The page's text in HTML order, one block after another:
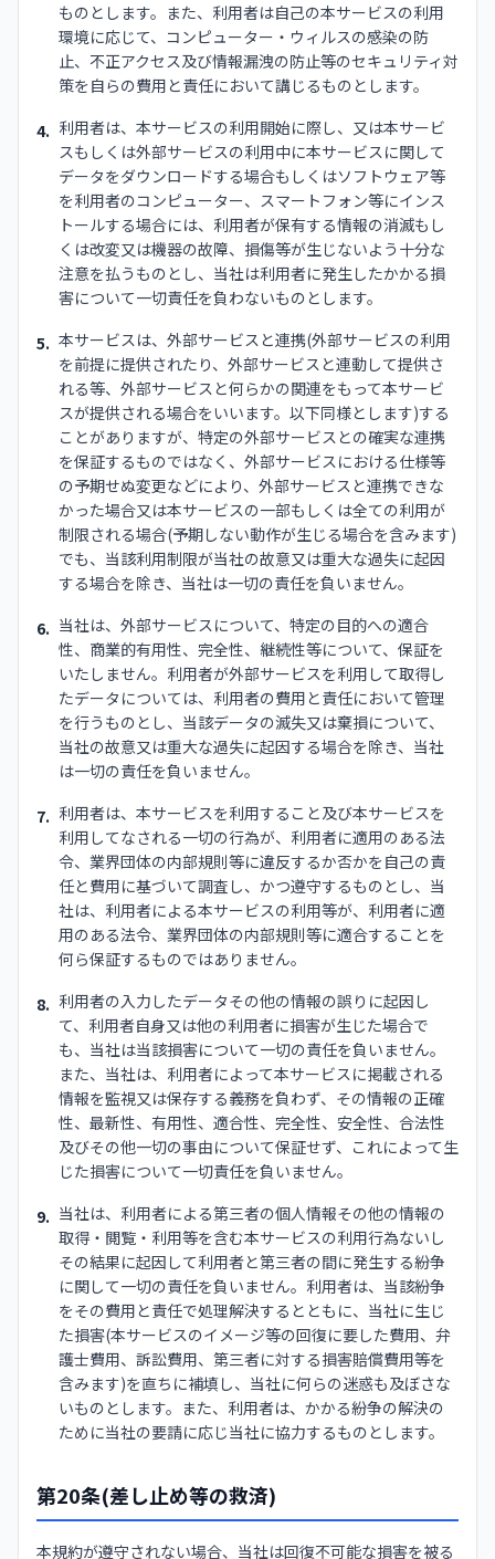
ものとします。また、利用者は自己の本サービスの利用
環境に応じて、コンピューター・ウィルスの感染の防
止、不正アクセス及び情報漏洩の防止等のセキュリティ対
策を自らの費用と責任において講じるものとします。
4. 利用者は、本サービスの利用開始に際し、又は本サービ
スもしくは外部サービスの利用中に本サービスに関して
データをダウンロードする場合もしくはソフトウェア等
を利用者のコンピューター、スマートフォン等にインス
トールする場合には、利用者が保有する情報の消滅もし
くは改変又は機器の故障、損傷等が生じないよう十分な
注意を払うものとし、当社は利用者に発生したかかる損
害について一切責任を負わないものとします。
5. 本サービスは、外部サービスと連携(外部サービスの利用
を前提に提供されたり、外部サービスと連動して提供さ
れる等、外部サービスと何らかの関連をもって本サービ
スが提供される場合をいいます。以下同様とします)する
ことがありますが、特定の外部サービスとの確実な連携
を保証するものではなく、外部サービスにおける仕様等
の予期せぬ変更などにより、外部サービスと連携できな
かった場合又は本サービスの一部もしくは全ての利用が
制限される場合(予期しない動作が生じる場合を含みます)
でも、当該利用制限が当社の故意又は重大な過失に起因
する場合を除き、当社は一切の責任を負いません。
6. 当社は、外部サービスについて、特定の目的への適合
性、商業的有用性、完全性、継続性等について、保証を
いたしません。利用者が外部サービスを利用して取得し
たデータについては、利用者の費用と責任において管理
を行うものとし、当該データの滅失又は棄損について、
当社の故意又は重大な過失に起因する場合を除き、当社
は一切の責任を負いません。
7. 利用者は、本サービスを利用すること及び本サービスを
利用してなされる一切の行為が、利用者に適用のある法
令、業界団体の内部規則等に違反するか否かを自己の責
任と費用に基づいて調査し、かつ遵守するものとし、当
社は、利用者による本サービスの利用等が、利用者に適
用のある法令、業界団体の内部規則等に適合することを
何ら保証するものではありません。
8. 利用者の入力したデータその他の情報の誤りに起因し
て、利用者自身又は他の利用者に損害が生じた場合で
も、当社は当該損害について一切の責任を負いません。
また、当社は、利用者によって本サービスに掲載される
情報を監視又は保存する義務を負わず、その情報の正確
性、最新性、有用性、適合性、完全性、安全性、合法性
及びその他一切の事由について保証せず、これによって生
じた損害について一切責任を負いません。
9. 当社は、利用者による第三者の個人情報その他の情報の
取得・閲覧・利用等を含む本サービスの利用行為ないし
その結果に起因して利用者と第三者の間に発生する紛争
に関して一切の責任を負いません。利用者は、当該紛争
をその費用と責任で処理解決するとともに、当社に生じ
た損害(本サービスのイメージ等の回復に要した費用、弁
護士費用、訴訟費用、第三者に対する損害賠償費用等を
含みます)を直ちに補填し、当社に何らの迷惑も及ぼさな
いものとします。また、利用者は、かかる紛争の解決の
ために当社の要請に応じ当社に協力するものとします。
第20条(差し止め等の救済)
本規約が遵守されない場合、当社は回復不可能な損害を被る